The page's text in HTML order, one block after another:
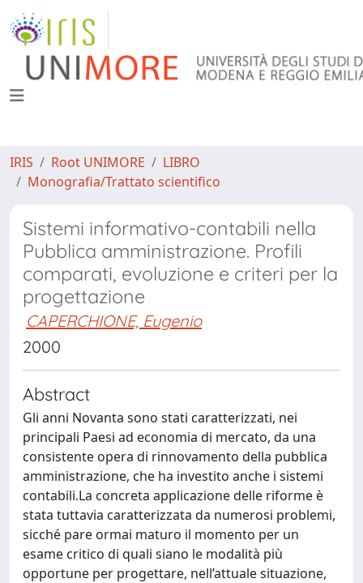
IRIS Root UNIMORE
LIBRO
Monografia/Trattato scientifico
Sistemi informativo-contabili nella
Pubblica amministrazione. Profili
comparati, evoluzione e criteri per la
progettazione
CAPERCHIONE, Eugenio
2000
Abstract
Gli anni Novanta sono stati caratterizzati, nei
principali Paesi ad economia di mercato, da una
consistente opera di rinnovamento della pubblica
amministrazione, che ha investito anche i sistemi
contabili.La concreta applicazione delle riforme è
stata tuttavia caratterizzata da numerosi problemi,
sicché pare ormai maturo il momento per un
esame critico di quali siano le modalità più
opportune per progettare, nell’attuale situazione,